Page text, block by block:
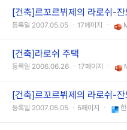
[건축]르꼬르뷔제의 라로쉬-
등록일 2007.05.05 ㆍ17페이지 ㆍ
[건축]라로쉬 주택
등록일 2006.06.26 ㆍ17페이지 ㆍ
[건축]르꼬르뷔제의 라로쉬-
등록일 2007.05.05 ㆍ5페이지 ㆍ